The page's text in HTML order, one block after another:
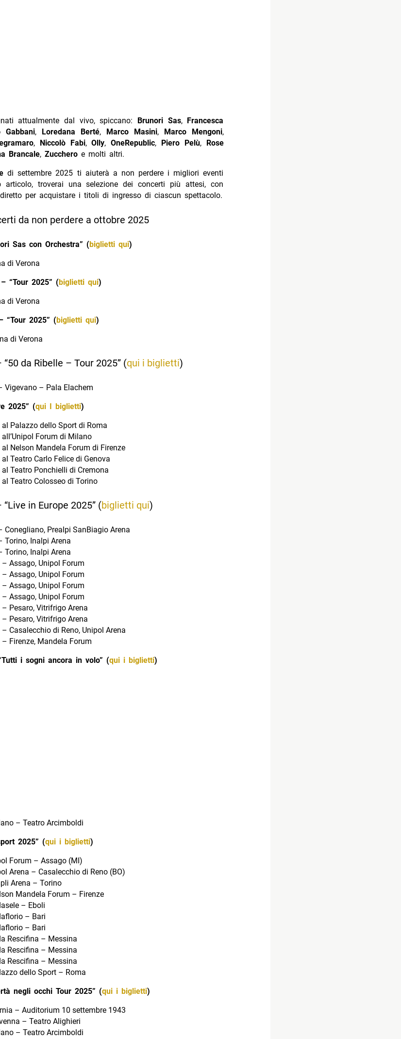
attualmente dal vivo, spiccano: Brunori Sas,
Francesca
Gabbani, Loredana Berté, Marco Masini, Marco Mengoni,
, Niccolò Fabi,Olly,OneRepublic, Piero Pelù,
Rose
Brancale, Zuccheroe molti altri.
di settembre 2025 ti aiuterà a non perdere i migliori eventi
articolo, troverai una selezione dei concerti più attesi, con
per acquistare i titoli di ingresso di ciascun spettacolo.
da non perdere a ottobre 2025
Sas con Orchestra” (biglietti qui)
di Verona
“Tour 2025” (biglietti qui)
di Verona
“Tour 2025” (biglietti qui)
di Verona
“50 da Ribelle – Tour 2025” (qui i biglietti)
Vigevano – Pala Elachem
2025” (qui I biglietti)
Palazzo dello Sport di Roma
Forum di Milano
Nelson Mandela Forum di Firenze
Teatro Carlo Felice di Genova
Teatro Ponchielli di Cremona
Teatro Colosseo di Torino
in Europe 2025” (biglietti qui)
Conegliano, Prealpi SanBiagio Arena
Torino, Inalpi Arena
Torino, Inalpi Arena
Assago, Unipol Forum
Assago, Unipol Forum
Assago, Unipol Forum
Assago, Unipol Forum
Pesaro, Vitrifrigo Arena
Pesaro, Vitrifrigo Arena
Casalecchio di Reno, Unipol Arena
Firenze, Mandela Forum
i sogni ancora in volo” (qui i biglietti)
– Teatro Arcimboldi
2025” (qui i biglietti)
Forum – Assago (MI)
Arena – Casalecchio di Reno (BO)
Arena – Torino
Mandela Forum – Firenze
– Eboli
– Bari
– Bari
Rescifina – Messina
Rescifina – Messina
Rescifina – Messina
dello Sport – Roma
negli occhi Tour 2025” (qui i biglietti)
– Auditorium 10 settembre 1943
– Teatro Alighieri
– Teatro Arcimboldi